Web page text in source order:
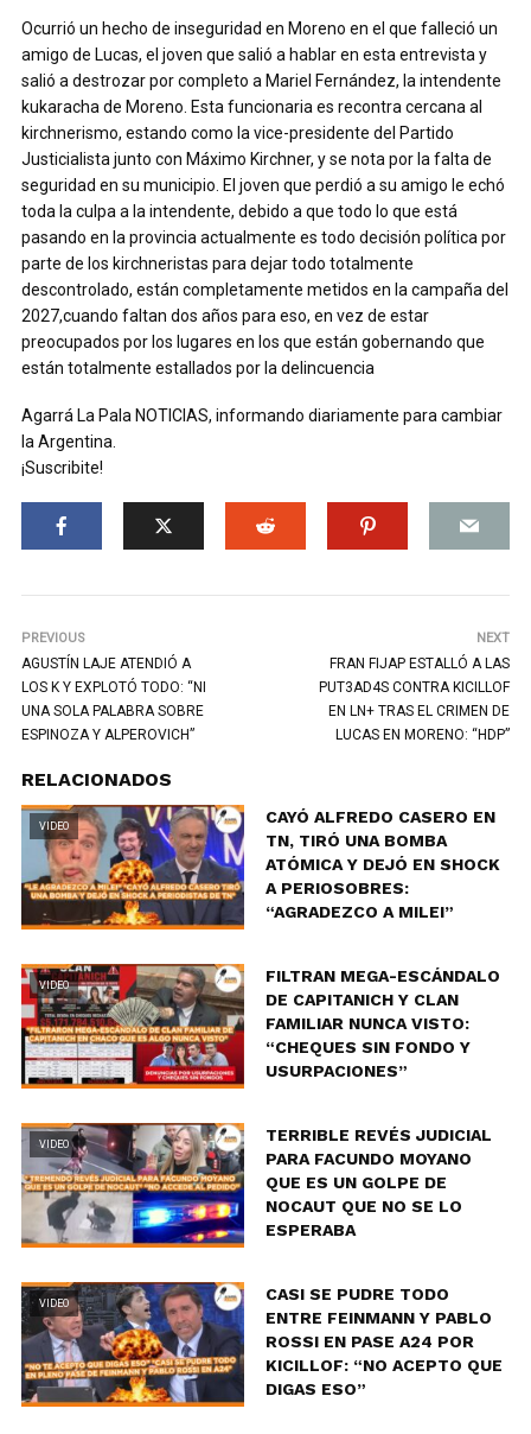
Ocurrió un hecho de inseguridad en Moreno en el que falleció un
amigo de Lucas, el joven que salió a hablar en esta entrevista y
salió a destrozar por completo a Mariel Fernández, la intendente
kukaracha de Moreno. Esta funcionaria es recontra cercana al
kirchnerismo, estando como la vice-presidente del Partido
Justicialista junto con Máximo Kirchner, y se nota por la falta de
seguridad en su municipio. El joven que perdió a su amigo le echó
toda la culpa a la intendente, debido a que todo lo que está
pasando en la provincia actualmente es todo decisión política por
parte de los kirchneristas para dejar todo totalmente
descontrolado, están completamente metidos en la campaña del
2027,cuando faltan dos años para eso, en vez de estar
preocupados por los lugares en los que están gobernando que
están totalmente estallados por la delincuencia
Agarrá La Pala NOTICIAS, informando diariamente para cambiar
la Argentina.
¡Suscribite!
PREVIOUS
AGUSTÍN LAJE ATENDIÓ A
LOS K Y EXPLOTÓ TODO: “NI
UNA SOLA PALABRA SOBRE
ESPINOZA Y ALPEROVICH”
NEXT
FRAN FIJAP ESTALLÓ A LAS
PUT3AD4S CONTRA KICILLOF
EN LN+ TRAS EL CRIMEN DE
LUCAS EN MORENO: “HDP”
RELACIONADOS
VIDEO
CAYÓ ALFREDO CASERO EN
TN, TIRÓ UNA BOMBA
ATÓMICA Y DEJÓ EN SHOCK
A PERIOSOBRES:
“AGRADEZCO A MILEI”
VIDEO
FILTRAN MEGA-ESCÁNDALO
DE CAPITANICH Y CLAN
FAMILIAR NUNCA VISTO:
“CHEQUES SIN FONDO Y
USURPACIONES”
VIDEO
TERRIBLE REVÉS JUDICIAL
PARA FACUNDO MOYANO
QUE ES UN GOLPE DE
NOCAUT QUE NO SE LO
ESPERABA
VIDEO
CASI SE PUDRE TODO
ENTRE FEINMANN Y PABLO
ROSSI EN PASE A24 POR
KICILLOF: “NO ACEPTO QUE
DIGAS ESO”